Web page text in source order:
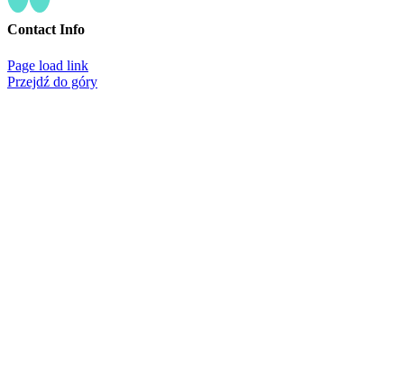
Contact Info
Page load link
Przejdź do góry